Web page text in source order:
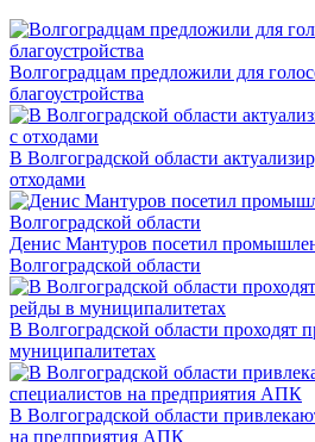
Волгоградцам предложили для
благоустройства
В Волгоградской области
отходами
Денис Мантуров посетил
Волгоградской области
В Волгоградской области проходят
муниципалитетах
В Волгоградской области
на предприятия АПК